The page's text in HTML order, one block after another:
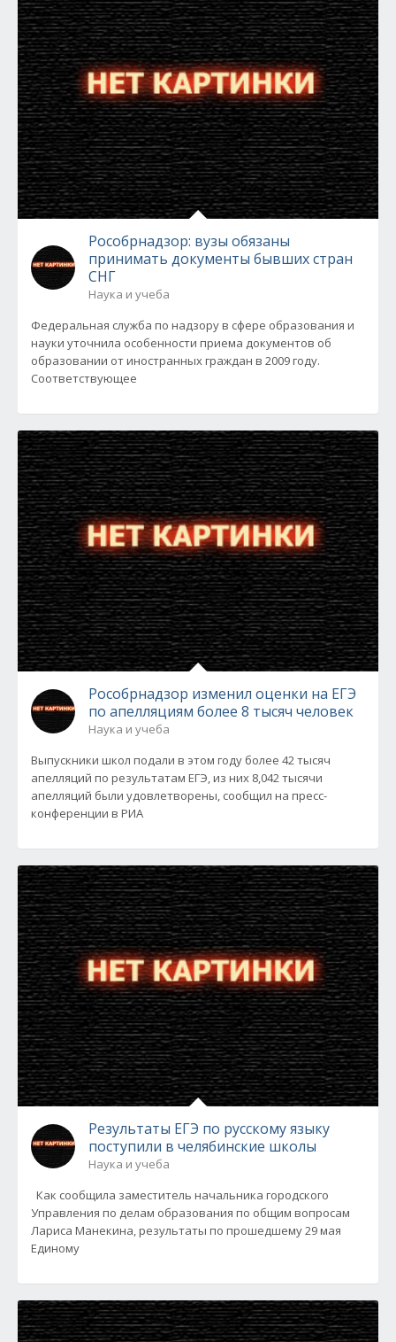
Рособрнадзор: вузы обязаны
принимать документы бывших стран
СНГ
Наука и учеба
Федеральная служба по надзору в сфере образования и
науки уточнила особенности приема документов об
образовании от иностранных граждан в 2009 году.
Соответствующее
Рособрнадзор изменил оценки на ЕГЭ
по апелляциям более 8 тысяч человек
Наука и учеба
Выпускники школ подали в этом году более 42 тысяч
апелляций по результатам ЕГЭ, из них 8,042 тысячи
апелляций были удовлетворены, сообщил на пресс-
конференции в РИА
Результаты ЕГЭ по русскому языку
поступили в челябинские школы
Наука и учеба
Как сообщила заместитель начальника городского
Управления по делам образования по общим вопросам
Лариса Манекина, результаты по прошедшему 29 мая
Единому